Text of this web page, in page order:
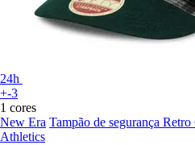
24h
+-3
1 cores
New Era Tampão de segurança
Athletics